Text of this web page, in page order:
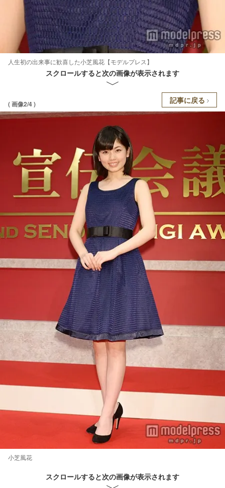
人生初の出来事に歓喜した小芝風花【モデルプレス】
スクロールすると次の画像が表示されます
( 画像2/4 ) 記事に戻る
小芝風花
スクロールすると次の画像が表示されます